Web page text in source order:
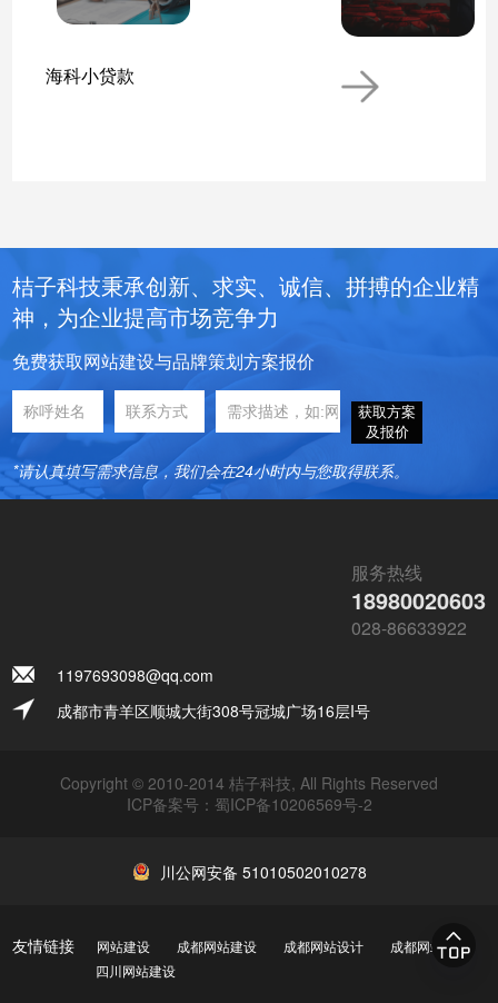
海科小贷款
桔子科技秉承创新、求实、诚信、拼搏的企业精
神，为企业提高市场竞争力
免费获取网站建设与品牌策划方案报价
获取方案
及报价
*请认真填写需求信息，我们会在24小时内与您取得联系。
服务热线
18980020603
028-86633922
1197693098@qq.com
成都市青羊区顺城大街308号冠城广场16层I号
Copyright © 2010-2014 桔子科技, All Rights Reserved
ICP备案号： 蜀ICP备10206569号-2
川公网安备 51010502010278
友情链接 网站建设 成都网站建设 成都网站设计
成都网站制作
四川网站建设